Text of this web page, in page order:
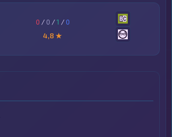
0 / 0 /1 /0
4,8 ★